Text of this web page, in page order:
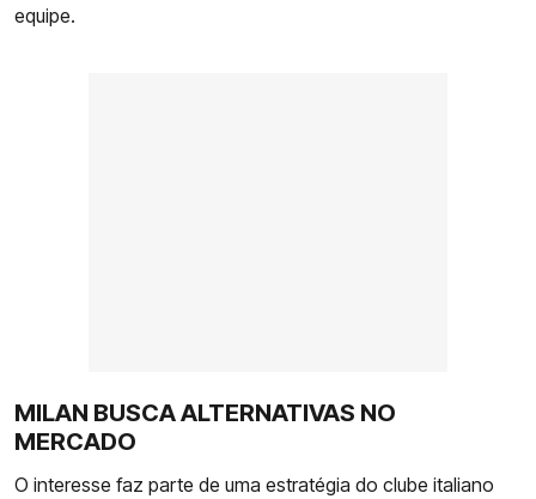
equipe.
MILAN BUSCA ALTERNATIVAS NO
MERCADO
O interesse faz parte de uma estratégia do clube italiano